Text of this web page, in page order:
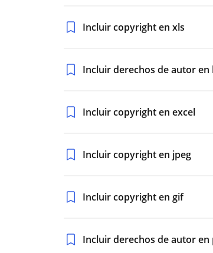
Incluir copyright en xls
Incluir derechos de autor en
Incluir copyright en excel
Incluir copyright en jpeg
Incluir copyright en gif
Incluir derechos de autor en